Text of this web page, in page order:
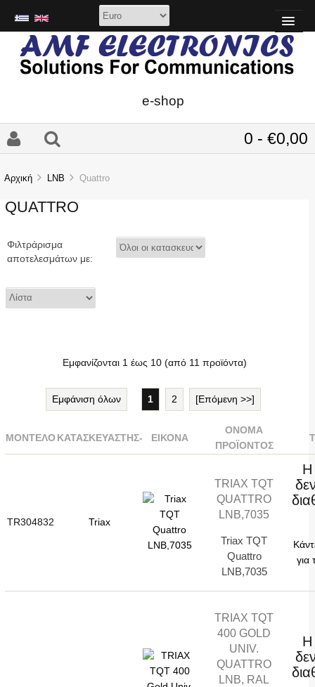
e-shop
0 - €0,00
Αρχική LNB Quattro
QUATTRO
Φιλτράρισμα
αποτελεσμάτων με:
Εμφανίζονται 1 έως 10(από 11 προϊόντα)
Εμφάνιση όλων 1 2 [Επόμενη >>]
ΜΟΝΤΈΛΟ ΚΑΤΑΣΚΕΥΑΣΤΉΣ- ΕΙΚΌΝΑ
ΌΝΟΜΑ
ΠΡΟΪΌΝΤΟΣ
TR304832 Triax
TRIAX TQT
QUATTRO
LNB,7035
Triax TQT
Quattro
LNB,7035
Η
για
TRIAX TQT
400 GOLD
UNIV.
QUATTRO
LNB, RAL
Η